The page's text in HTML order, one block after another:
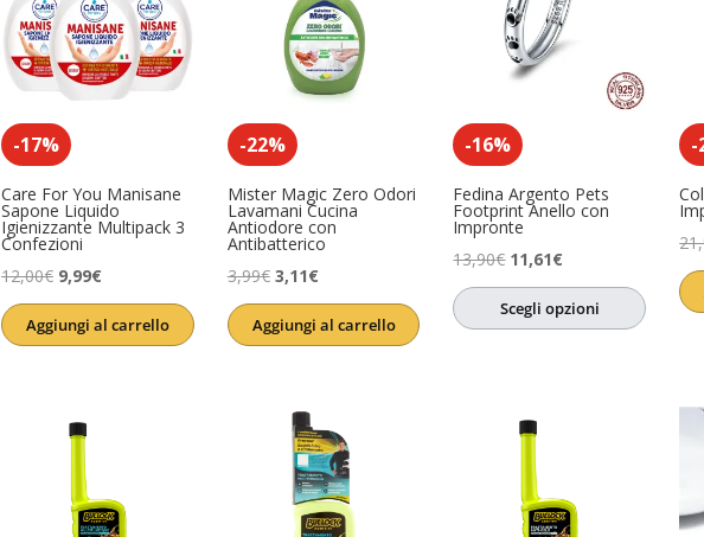
-17%
Care For You Manisane
Sapone Liquido
Igienizzante Multipack 3
Confezioni
12,00€ Il
prezzo
originale
9,99€Il
prezzo
attuale
Aggiungi al carrello
-22%
Mister Magic Zero Odori
Lavamani Cucina
Antiodore con
Antibatterico
3,99€ Il
prezzo
originale
3,11€Il
prezzo
attuale
Aggiungi al carrello
-16%
Fedina Argento Pets
Footprint Anello con
Impronte
13,90€ Il
prezzo
originale
11,61€Il
prezzo
attuale
Scegli opzioni
-